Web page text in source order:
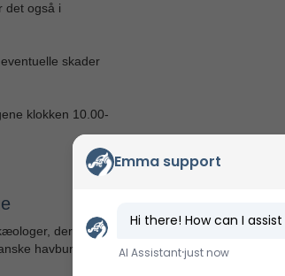
det også i
skader
klokken 10.00-
der
havbund.